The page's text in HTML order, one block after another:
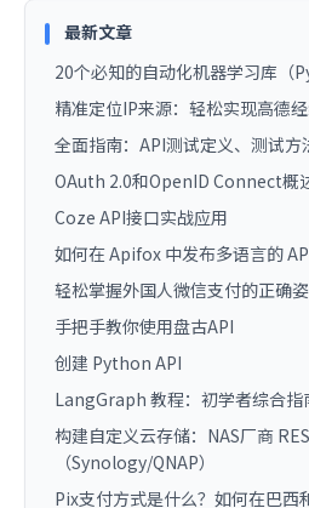
最新文章
20个必知的自动化机器学习库（
精准定位IP来源：轻松实现高德
全面指南：API测试定义、测试方
OAuth 2.0和OpenID Connect概
Coze API接口实战应用
如何在 Apifox 中发布多语言的
轻松掌握外国人微信支付的正确
手把手教你使用盘古API
创建 Python API
LangGraph 教程：初学者综合指
构建自定义云存储：NAS厂商
（Synology/QNAP）
Pix支付方式是什么？如何在巴西